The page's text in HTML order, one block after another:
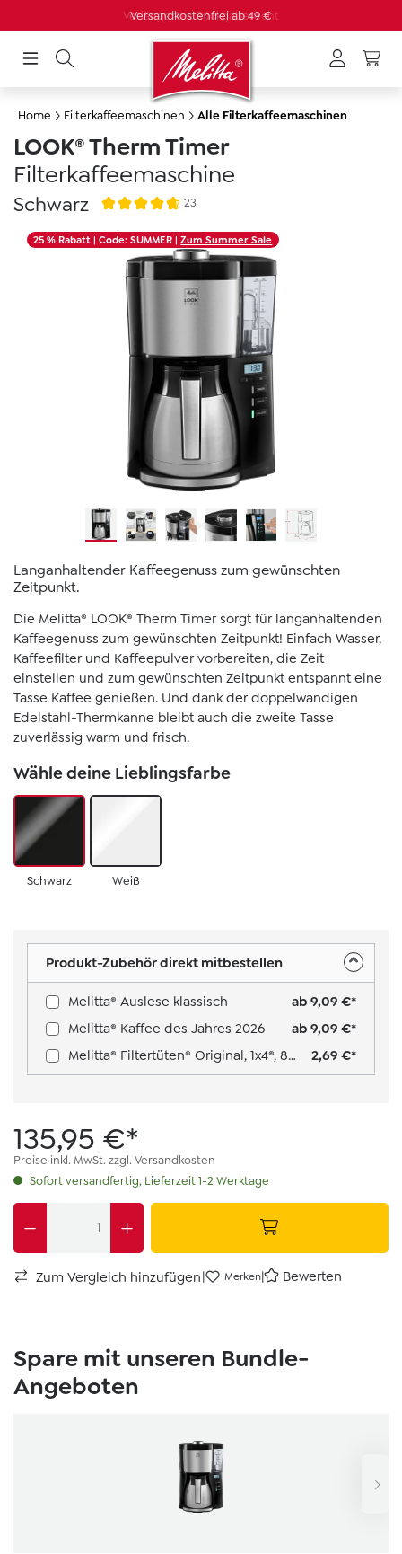
Versandkostenfrei ab 49 €
Home Filterkaffeemaschinen Alle Filterkaffeemaschinen
LOOK® Therm Timer
Filterkaffeemaschine
Schwarz 23
Bildergalerie überspringen
25 % Rabatt | Code: SUMMER |Zum Summer Sale
Langanhaltender Kaffeegenuss zum gewünschten
Zeitpunkt.
Die Melitta® LOOK® Therm Timer sorgt für langanhaltenden
Kaffeegenuss zum gewünschten Zeitpunkt! Einfach Wasser,
Kaffeefilter und Kaffeepulver vorbereiten, die Zeit
einstellen und zum gewünschten Zeitpunkt entspannt eine
Tasse Kaffee genießen. Und dank der doppelwandigen
Edelstahl-Thermkanne bleibt auch die zweite Tasse
zuverlässig warm und frisch.
Wähle deine Lieblingsfarbe
Schwarz Weiß
Produkt-Zubehör direkt mitbestellen
Melitta® Auslese klassisch
ab 9,09 €*
Melitta® Kaffee des Jahres 2026
ab 9,09 €*
Melitta® Filtertüten® Original, 1x4®, 80 Stück Farbe: Braun
2,69 €*
135,95 €*
Preise inkl. MwSt. zzgl. Versandkosten
Sofort versandfertig, Lieferzeit 1-2 Werktage
Zum Vergleich hinzufügen| Merken| Bewerten
Spare mit unseren Bundle-
Angeboten